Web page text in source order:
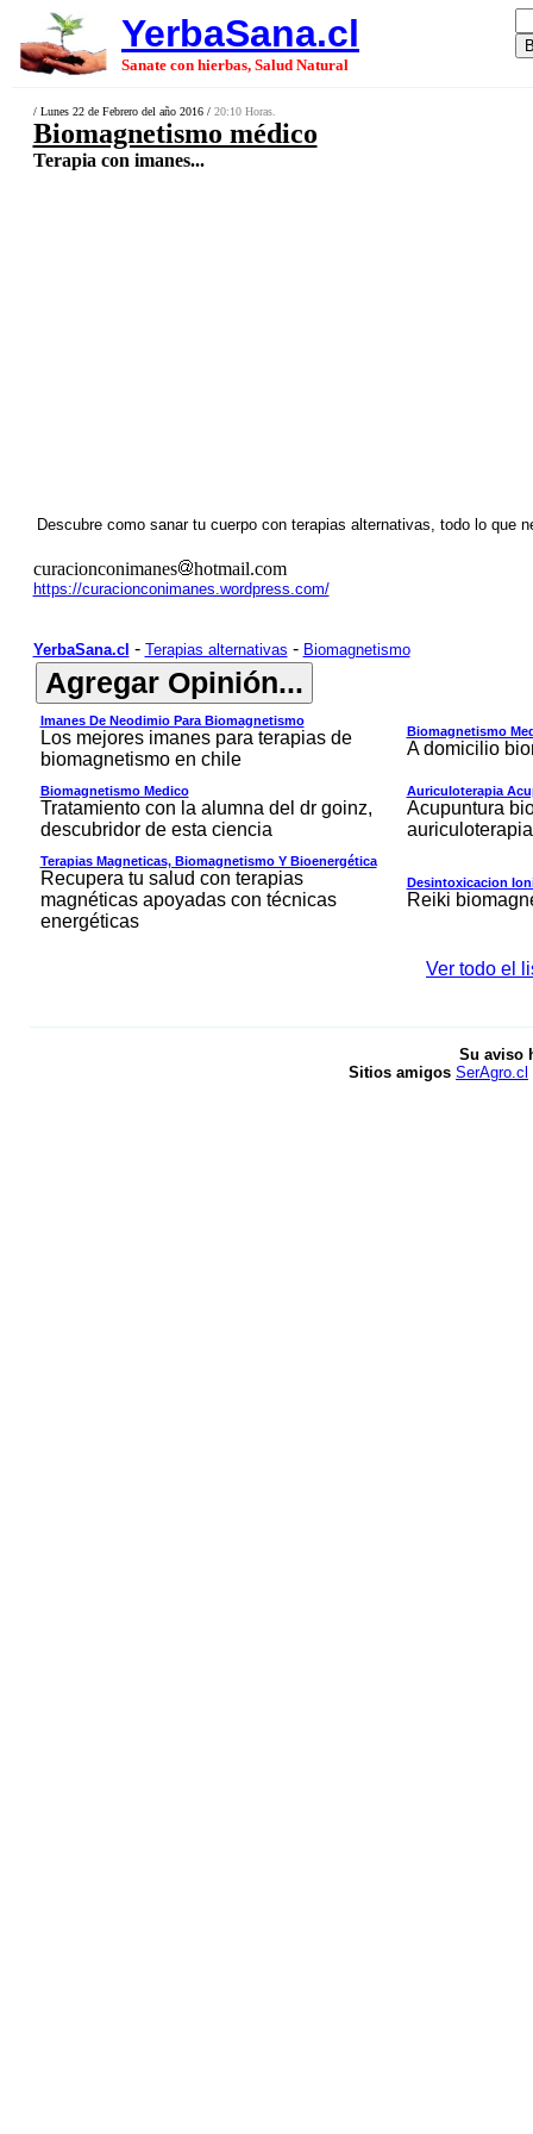
YerbaSana.cl
Sanate con hierbas, Salud Natural
/ Lunes 22 de Febrero del año 2016 / 20:10 Horas.
Biomagnetismo médico
Terapia con imanes...
Descubre como sanar tu cuerpo con terapias alternativas, todo lo que
curacionconimanes hotmail.com
https://curacionconimanes.wordpress.com/
YerbaSana.cl - Terapias alternativas - Biomagnetismo
Imanes De Neodimio Para Biomagnetismo
Los mejores imanes para terapias de
biomagnetismo en chile
Biomagnetismo
A domicilio
Biomagnetismo Medico
Tratamiento con la alumna del dr goinz,
descubridor de esta ciencia
Auriculoterapia
Acupuntura
auriculoterapia
Terapias Magneticas, Biomagnetismo Y Bioenergética
Recupera tu salud con terapias
magnéticas apoyadas con técnicas
energéticas
Desintoxicacion
Reiki
Ver todo el
Su aviso
Sitios amigos SerAgro.cl